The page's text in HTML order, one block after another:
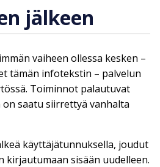
jälkeen
vaiheen ollessa kesken –
tämän infotekstin – palvelun
Toiminnot palautuvat
saatu siirrettyä vanhalta
käyttäjätunnuksella, joudut
kirjautumaan sisään uudelleen.